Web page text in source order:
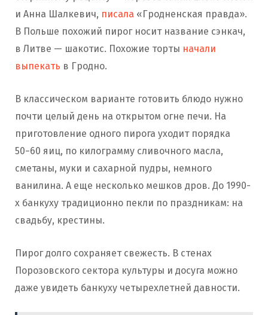
и Анна Шалкевич, писала «Гродненская правда».
В Польше похожий пирог носит название сэнкач,
в Литве — шакотис. Похожие торты начали
выпекать в Гродно.
В классическом варианте готовить блюдо нужно
почти целый день на открытом огне печи. На
приготовление одного пирога уходит порядка
50−60 яиц, по килограмму сливочного масла,
сметаны, муки и сахарной пудры, немного
ванилина. А еще несколько мешков дров. До 1990-
х банкуху традиционно пекли по праздникам: на
свадьбу, крестины.
Пирог долго сохраняет свежесть. В стенах
Порозовского сектора культуры и досуга можно
даже увидеть банкуху четырехлетней давности.